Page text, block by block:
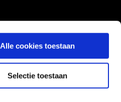
Alle cookies toestaan
Selectie toestaan